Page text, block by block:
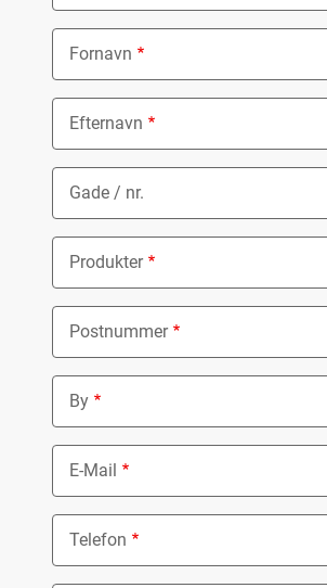
Fornavn
Efternavn
Gade / nr.
Produkter
Nothing selected
Postnummer
By
E-Mail
Telefon